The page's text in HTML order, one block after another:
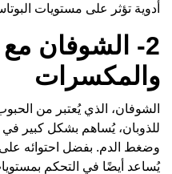
أدوية تؤثر على مستويات
2- الشوفان مع
والمكسرات
الشوفان، الذي يُعتبر من الحبوب
للذوبان، يُساهم بشكل كبير
وضغط الدم. بفضل احتوائه على
يُساعد أيضًا في التحكم